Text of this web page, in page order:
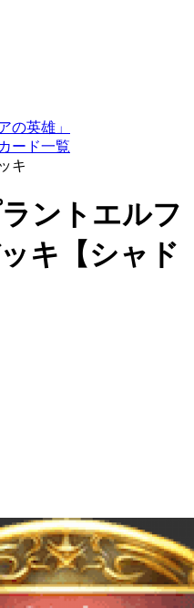
の英雄」
ード一覧
キ
ントエルフ
キ【シャド